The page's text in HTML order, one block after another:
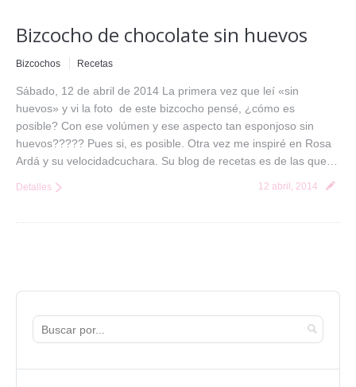
Bizcocho de chocolate sin huevos
Bizcochos Recetas
Sábado, 12 de abril de 2014 La primera vez que leí «sin
huevos» y vi la foto de este bizcocho pensé, ¿cómo es
posible? Con ese volúmen y ese aspecto tan esponjoso sin
huevos????? Pues si, es posible. Otra vez me inspiré en Rosa
Ardá y su velocidadcuchara. Su blog de recetas es de las que…
12 abril, 2014
Detalles